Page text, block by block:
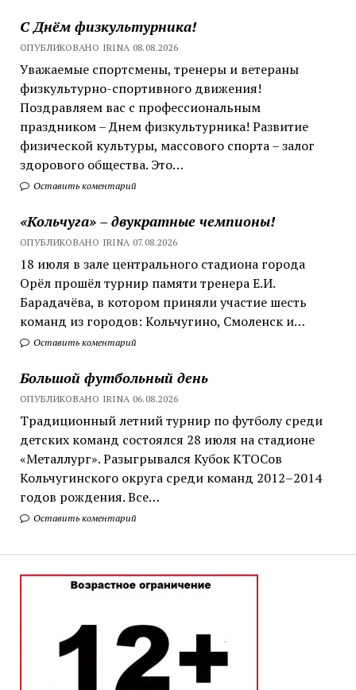
С Днём физкультурника!
ОПУБЛИКОВАНО IRINA 08.08.2026
Уважаемые спортсмены, тренеры и ветераны
физкультурно-спортивного движения!
Поздравляем вас с профессиональным
праздником – Днем физкультурника! Развитие
физической культуры, массового спорта – залог
здорового общества. Это…
Оставить коментарий
«Кольчуга» – двукратные чемпионы!
ОПУБЛИКОВАНО IRINA 07.08.2026
18 июля в зале центрального стадиона города
Орёл прошёл турнир памяти тренера Е.И.
Барадачёва, в котором приняли участие шесть
команд из городов: Кольчугино, Смоленск и…
Оставить коментарий
Большой футбольный день
ОПУБЛИКОВАНО IRINA 06.08.2026
Традиционный летний турнир по футболу среди
детских команд состоялся 28 июля на стадионе
«Металлург». Разыгрывался Кубок КТОСов
Кольчугинского округа среди команд 2012–2014
годов рождения. Все…
Оставить коментарий